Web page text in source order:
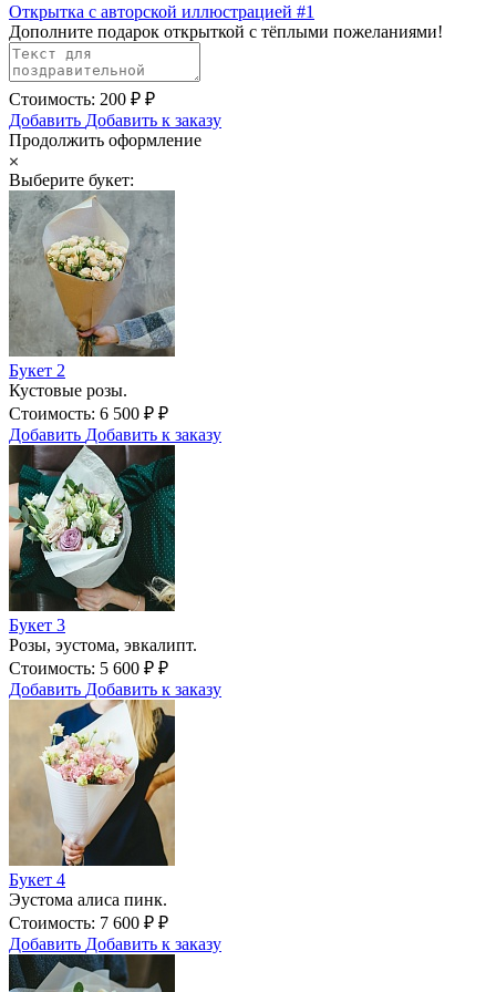
Открытка с авторской иллюстрацией #1
Дополните подарок открыткой с тёплыми пожеланиями!
Стоимость: 200 ₽ ₽
Добавить Добавить к заказу
Продолжить оформление
Выберите букет:
Букет 2
Кустовые розы.
Стоимость: 6 500 ₽ ₽
Добавить Добавить к заказу
Букет 3
Розы, эустома, эвкалипт.
Стоимость: 5 600 ₽ ₽
Добавить Добавить к заказу
Букет 4
Эустома алиса пинк.
Стоимость: 7 600 ₽ ₽
Добавить Добавить к заказу